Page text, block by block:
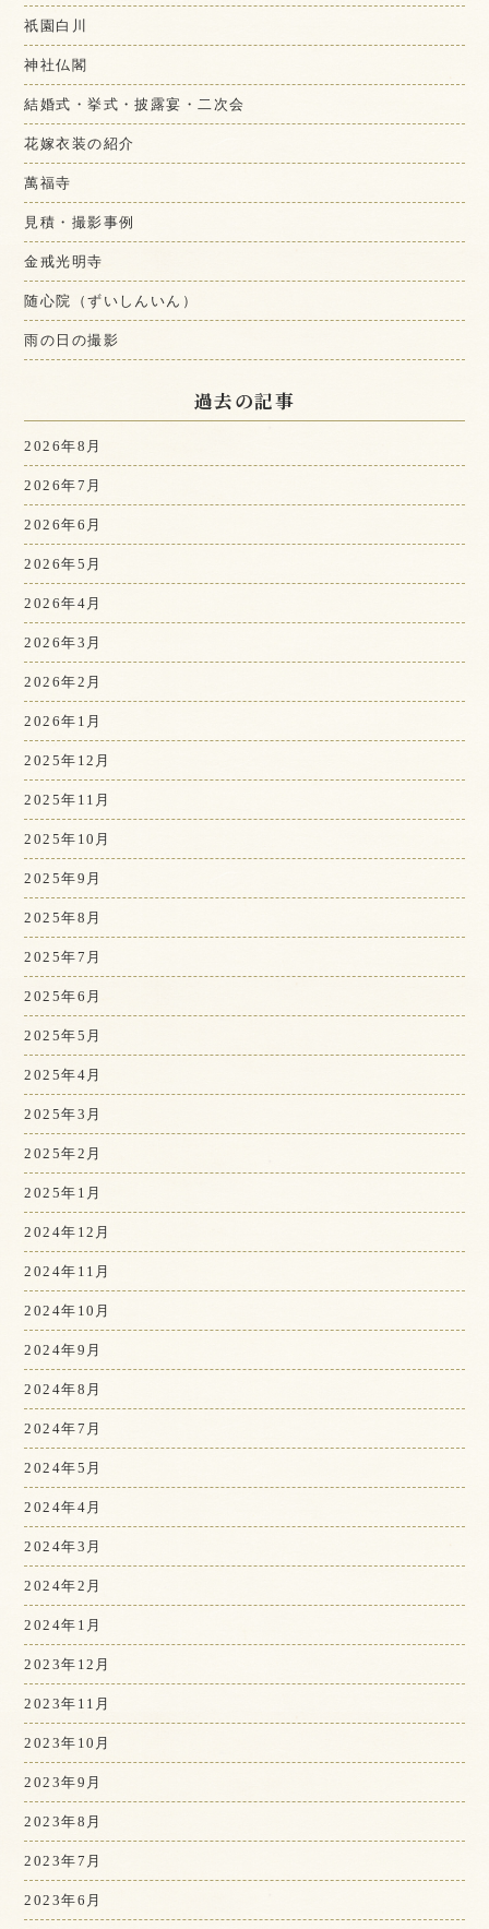
祇園白川
神社仏閣
結婚式・挙式・披露宴・二次会
花嫁衣装の紹介
萬福寺
見積・撮影事例
金戒光明寺
随心院（ずいしんいん）
雨の日の撮影
過去の記事
2026年8月
2026年7月
2026年6月
2026年5月
2026年4月
2026年3月
2026年2月
2026年1月
2025年12月
2025年11月
2025年10月
2025年9月
2025年8月
2025年7月
2025年6月
2025年5月
2025年4月
2025年3月
2025年2月
2025年1月
2024年12月
2024年11月
2024年10月
2024年9月
2024年8月
2024年7月
2024年5月
2024年4月
2024年3月
2024年2月
2024年1月
2023年12月
2023年11月
2023年10月
2023年9月
2023年8月
2023年7月
2023年6月